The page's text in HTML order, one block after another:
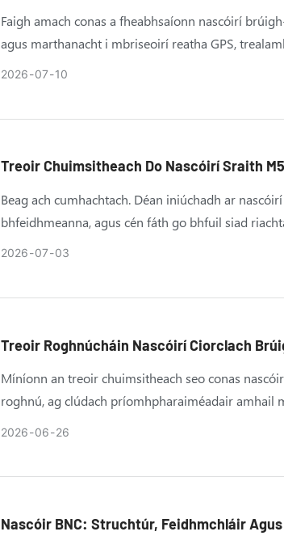
Faigh amach conas a fheabhsaíonn nascóirí
agus marthanacht i mbriseoirí reatha GPS,
agus córais monatóireachta tionsclaíocha lasmuigh.
2026 07 10
Treoir Chuimsitheach Do Nascóirí Sraith M5
Beag ach cumhachtach. Déan iniúchadh ar
bhfeidhmeanna, agus cén fáth go bhfuil siad
ardfheidhmíochta.
2026 07 03
Treoir Roghnúcháin Nascóirí Ciorclach
Míníonn an treoir chuimsitheach seo conas
roghnú, ag clúdach príomhpharaiméadair amhail
2026 06 26
Nascóir BNC: Struchtúr, Feidhmchláir